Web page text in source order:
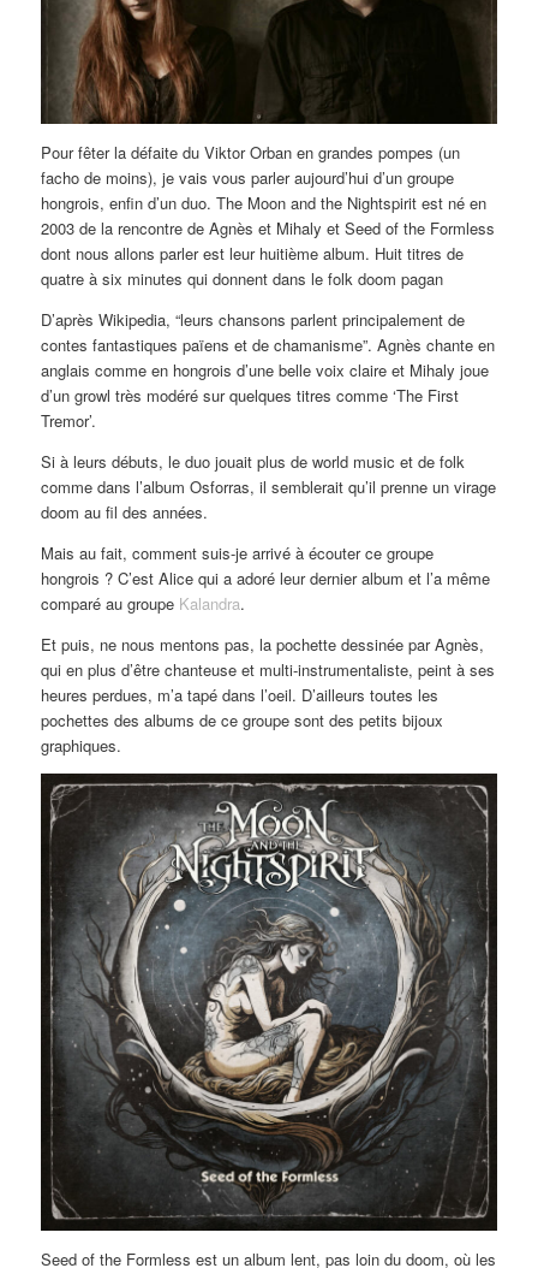
Pour fêter la défaite du Viktor Orban en grandes pompes (un
facho de moins), je vais vous parler aujourd’hui d’un groupe
hongrois, enfin d’un duo. The Moon and the Nightspirit est né en
2003 de la rencontre de Agnès et Mihaly et Seed of the Formless
dont nous allons parler est leur huitième album. Huit titres de
quatre à six minutes qui donnent dans le folk doom pagan
D’après Wikipedia, “leurs chansons parlent principalement de
contes fantastiques païens et de chamanisme”. Agnès chante en
anglais comme en hongrois d’une belle voix claire et Mihaly joue
d’un growl très modéré sur quelques titres comme ‘The First
Tremor’.
Si à leurs débuts, le duo jouait plus de world music et de folk
comme dans l’album Osforras, il semblerait qu’il prenne un virage
doom au fil des années.
Mais au fait, comment suis-je arrivé à écouter ce groupe
hongrois ? C’est Alice qui a adoré leur dernier album et l’a même
comparé au groupe Kalandra.
Et puis, ne nous mentons pas, la pochette dessinée par Agnès,
qui en plus d’être chanteuse et multi-instrumentaliste, peint à ses
heures perdues, m’a tapé dans l’oeil. D’ailleurs toutes les
pochettes des albums de ce groupe sont des petits bijoux
graphiques.
Seed of the Formless est un album lent, pas loin du doom, où les